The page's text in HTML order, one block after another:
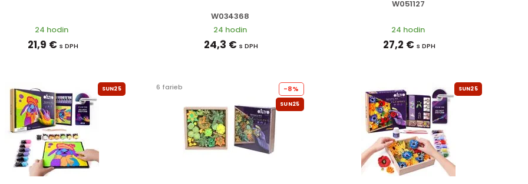
24 hodin
21,9 € s DPH
W034368
24 hodin
24,3 € s DPH
W051127
24 hodin
27,2 € s DPH
SUN25 6 farieb -8%
SUN25
SUN25